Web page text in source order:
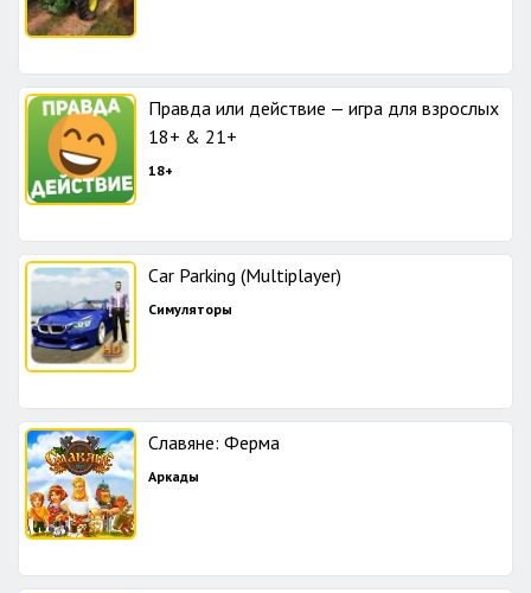
Правда или действие — игра для взрослых
18+ & 21+
18+
Car Parking (Multiplayer)
Симуляторы
Славяне: Ферма
Аркады